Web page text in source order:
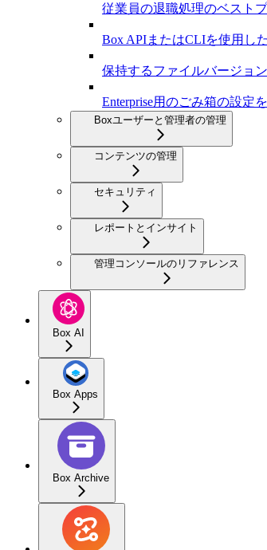
従業員の退職処理のベスト
Box APIまたはCLIを使用し
保持するファイルバージョ
Enterprise用のごみ箱の設定
Boxユーザーと管理者の管理
コンテンツの管理
セキュリティ
レポートとインサイト
管理コンソールのリファレンス
Box AI
Box Apps
Box Archive